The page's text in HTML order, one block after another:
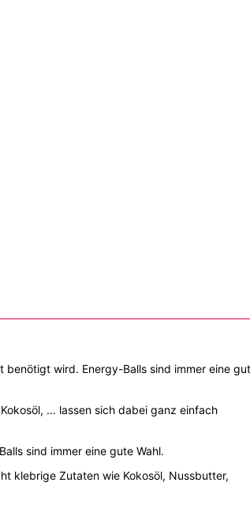
benötigt wird. Energy-Balls sind immer eine
… lassen sich dabei ganz einfach
sind immer eine gute Wahl.
klebrige Zutaten wie Kokosöl, Nussbutter,